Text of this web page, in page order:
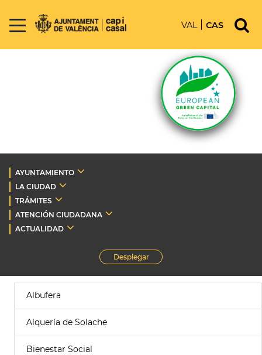
VAL CAS
AYUNTAMIENTO
LA CIUDAD
TRÁMITES
ATENCIÓN CIUDADANA
ACTUALIDAD
Desplegar
Albufera
Alquería de Solache
Bienestar Social